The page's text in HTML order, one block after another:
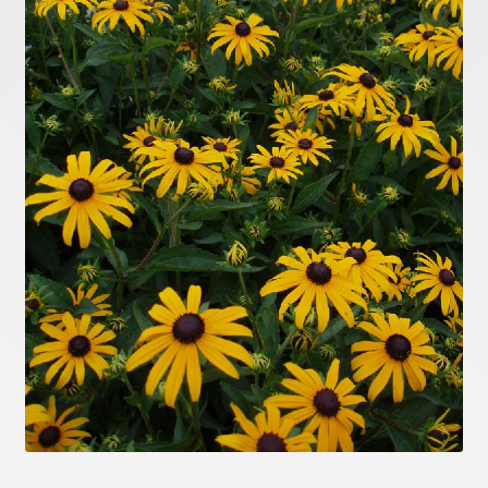
Humle
Klematis
Plantevern og gjødsel
Prima Ferdig Søyler
Prima Ferdighekk
Redskap og annet utstyr
Roser
Settehvitløk
Settepoteter
Stauder